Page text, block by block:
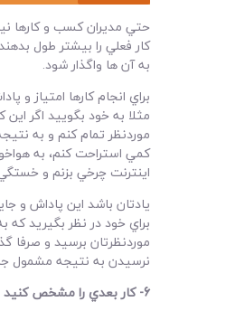
حتي مديران کسب و کارها
کار فعلي را بيشتر طول
به آن ها واگذار شود.
براي انجام کارها امتياز و
مثلا به خود بگوييد اگر اين
موردنظر تمام کنم و به
کمي استراحت کنم، به
اينترنت چرخي بزنم و
يادتان باشد اين پاداش و
براي خود در نظر بگيريد
موردنظرتان برسيد و صرفا
نرسيدن به نتيجه مشمول
6- کار بعدي را مشخص کنيد